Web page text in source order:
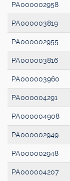
PA000002958
PA000003819
PA000002955
PA000003816
PA000003960
PA000004291
PA000004908
PA000002949
PA000002948
PA000004207